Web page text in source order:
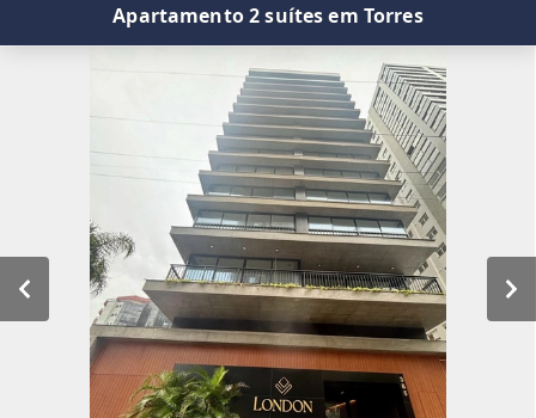
Apartamento 2 suítes em Torres